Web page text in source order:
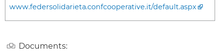
www.federsolidarieta.confcooperative.it/default.aspx
Documents: